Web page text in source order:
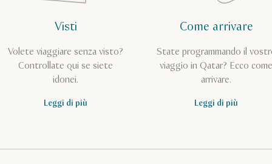
Visti
Volete viaggiare senza visto?
Controllate qui se siete
idonei.
Leggi di più
Come arrivare
State programmando il
viaggio in Qatar? Ecco come
arrivare.
Leggi di più